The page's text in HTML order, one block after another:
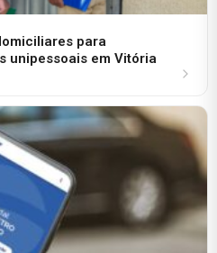
para
unipessoais em Vitória